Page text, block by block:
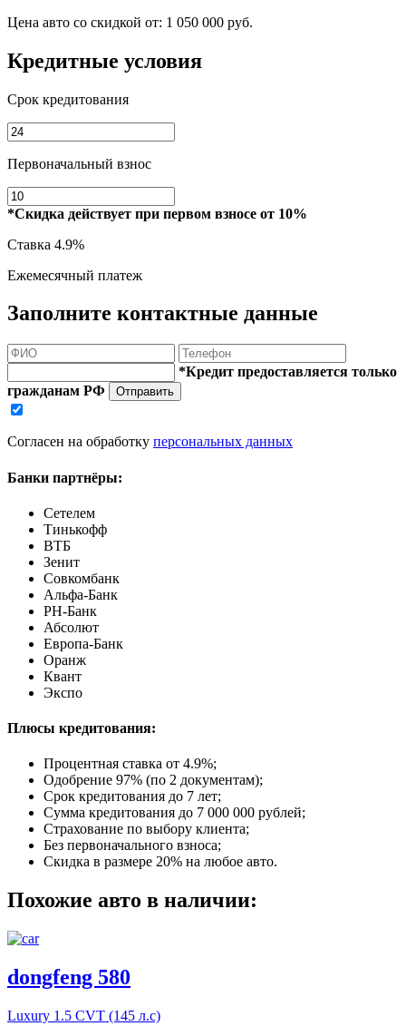
Цена авто со скидкой от: 1 050 000 руб.
Кредитные условия
Срок кредитования
Первоначальный взнос
*Скидка действует при первом взносе от 10%
Ставка 4.9%
Ежемесячный платеж
Заполните контактные данные
*Кредит предоставляется только
гражданам РФ
Отправить
Согласен на обработку персональных данных
Банки партнёры:
Сетелем
Тинькофф
ВТБ
Зенит
Совкомбанк
Альфа-Банк
РН-Банк
Абсолют
Европа-Банк
Оранж
Квант
Экспо
Плюсы кредитования:
Процентная ставка от 4.9%;
Одобрение 97% (по 2 документам);
Срок кредитования до 7 лет;
Сумма кредитования до 7 000 000 рублей;
Страхование по выбору клиента;
Без первоначального взноса;
Скидка в размере 20% на любое авто.
Похожие авто в наличии:
dongfeng 580
Luxury 1.5 CVT (145 л.с)